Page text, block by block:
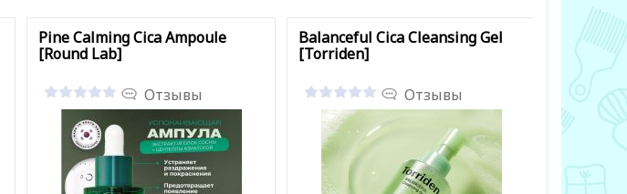
Pine Calming Cica Ampoule
[Round Lab]
Отзывы
Balanceful Cica Cleansing Gel
[Torriden]
Отзывы